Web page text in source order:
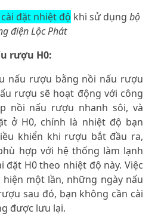
đặt nhiệt độ khi sử dụng bộ
điện Lộc Phát
rượu H0:
nấu rượu bằng nồi nấu rượu
rượu sẽ hoạt động với công
nồi nấu rượu nhanh sôi, và
ở H0, chính là nhiệt độ bạn
khiển khi rượu bắt đầu ra,
hợp với hệ thống làm lạnh
đặt H0 theo nhiệt độ này. Việc
một lần, những ngày nấu
sau đó, bạn không cần cài
được lưu lại.